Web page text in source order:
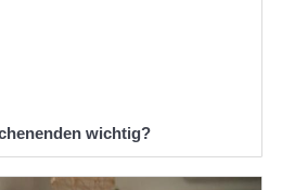
wichtig?